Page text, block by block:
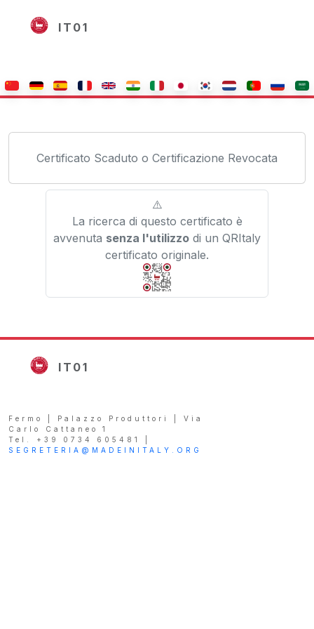
IT01
Certificato Scaduto o Certificazione Revocata
⚠️
La ricerca di questo certificato è
avvenuta senza l'utilizzo di un QRItaly
certificato originale.
IT01
Fermo | Palazzo Produttori | Via
Carlo Cattaneo 1
Tel. +39 0734 605481 |
SEGRETERIA@MADEINITALY.ORG